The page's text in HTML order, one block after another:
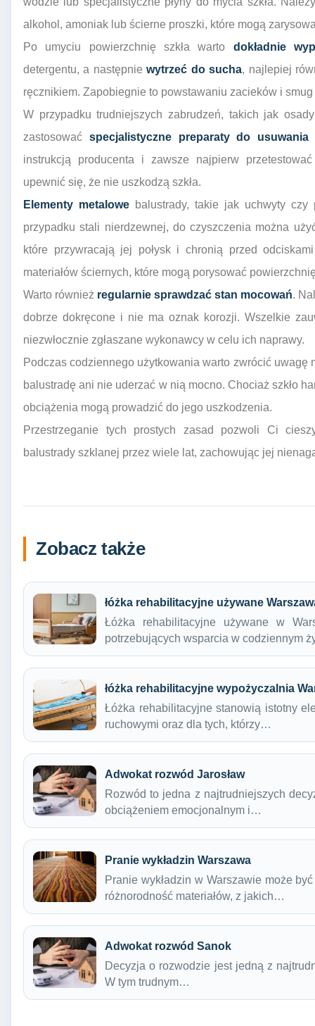
alkohol, amoniak lub ścierne proszki, które mogą
Po umyciu powierzchnię szkła warto dokładnie
detergentu, a następnie wytrzeć do sucha, najlepiej
ręcznikiem. Zapobiegnie to powstawaniu zacieków i
W przypadku trudniejszych zabrudzeń, takich jak
zastosować specjalistyczne preparaty do usuwania
instrukcją producenta i zawsze najpierw
upewnić się, że nie uszkodzą szkła.
Elementy metalowe balustrady, takie jak uchwyty
przypadku stali nierdzewnej, do czyszczenia można
które przywracają jej połysk i chronią przed
materiałów ściernych, które mogą porysować
Warto również regularnie sprawdzać stan mocowań.
dobrze dokręcone i nie ma oznak korozji. Wszelkie
niezwłocznie zgłaszane wykonawcy w celu ich naprawy.
Podczas codziennego użytkowania warto zwrócić uwagę
balustradę ani nie uderzać w nią mocno. Chociaż szkło
obciążenia mogą prowadzić do jego uszkodzenia.
Przestrzeganie tych prostych zasad pozwoli Ci
balustrady szklanej przez wiele lat, zachowując jej
Zobacz także
łóżka rehabilitacyjne używane
Łóżka rehabilitacyjne używane w
potrzebujących wsparcia w codziennym
łóżka rehabilitacyjne wypożyczalnia
Łóżka rehabilitacyjne stanowią istotny
ruchowymi oraz dla tych, którzy…
Adwokat rozwód Jarosław
Rozwód to jedna z najtrudniejszych
obciążeniem emocjonalnym i…
Pranie wykładzin Warszawa
Pranie wykładzin w Warszawie może
różnorodność materiałów, z jakich…
Adwokat rozwód Sanok
Decyzja o rozwodzie jest jedną z
W tym trudnym…